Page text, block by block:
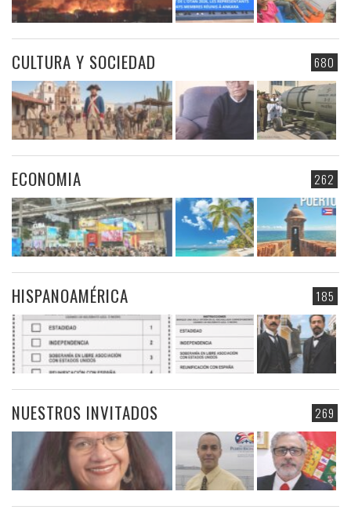
680
CULTURA Y SOCIEDAD
262
ECONOMIA
185
HISPANOAMÉRICA
269
NUESTROS INVITADOS